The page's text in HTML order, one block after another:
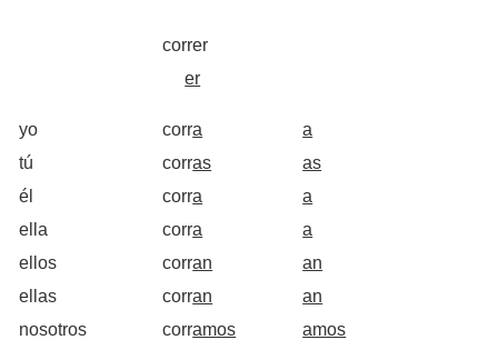
yo
tú
él
ella
ellos
ellas
nosotros
correr
.....er
corra
corras
corra
corra
corran
corran
corramos
a
as
a
a
an
an
amos